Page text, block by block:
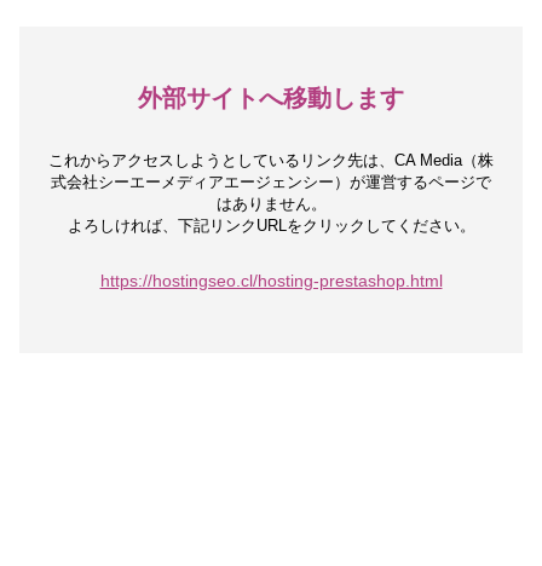
外部サイトへ移動します
これからアクセスしようとしているリンク先は、 CA Media（株
式会社シーエーメディアエージェンシー）が運営するページで
はありません。
よろしければ、下記リンクURLをクリックしてください。
https://hostingseo.cl/hosting-prestashop.html